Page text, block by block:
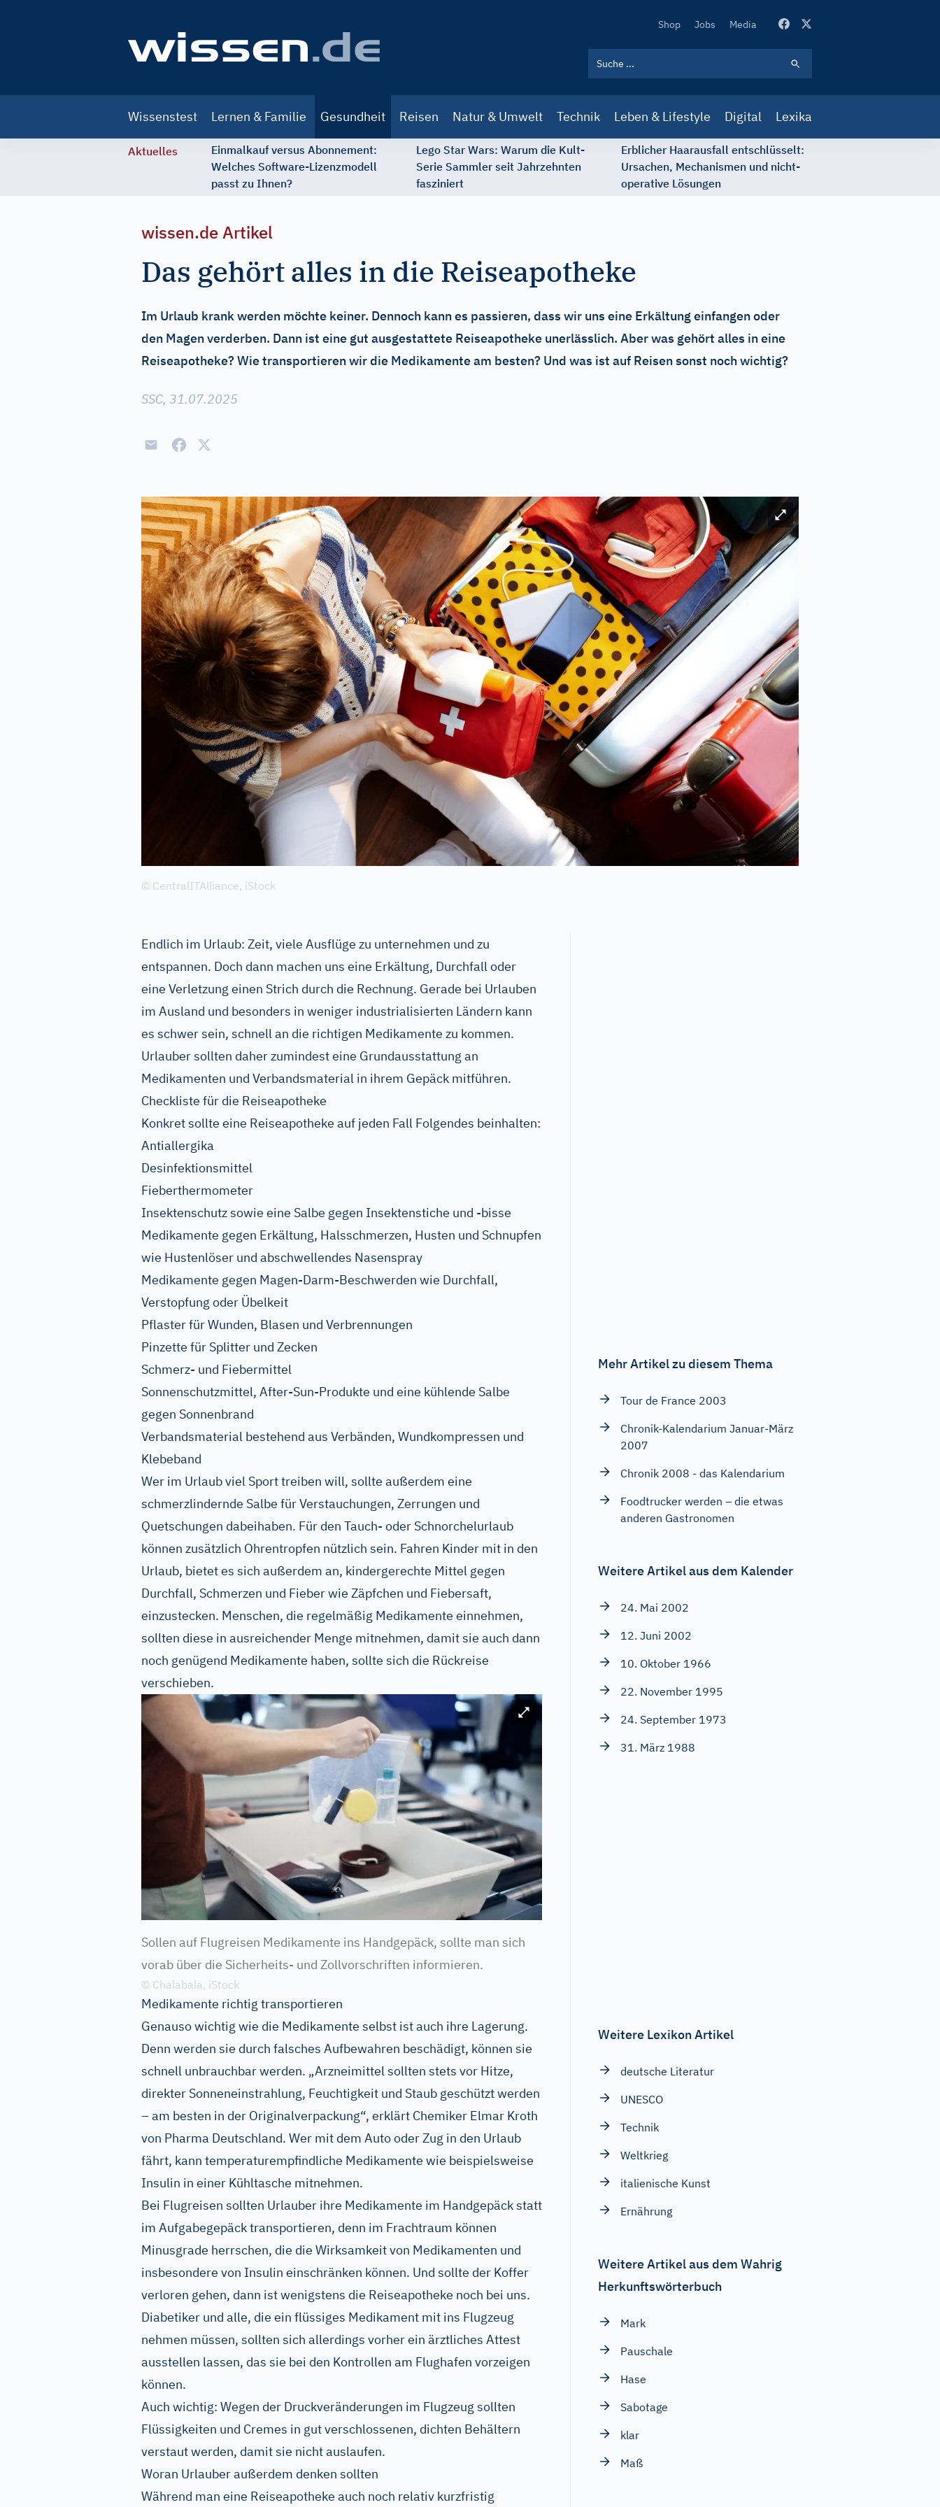
Secondary
Shop Jobs Media
navigation
Wissenstest Lernen & Familie Gesundheit Reisen Natur & Umwelt Technik Leben & Lifestyle Digital Lexika
Aktuelles
Einmalkauf versus Abonnement:
Welches Software-Lizenzmodell
passt zu Ihnen?
Lego Star Wars: Warum die Kult-
Serie Sammler seit Jahrzehnten
fasziniert
Erblicher Haarausfall entschlüsselt:
Ursachen, Mechanismen und nicht-
operative Lösungen
wissen.de Artikel
Das gehört alles in die Reiseapotheke
Im Urlaub krank werden möchte keiner. Dennoch kann es passieren, dass wir uns eine Erkältung einfangen oder
den Magen verderben. Dann ist eine gut ausgestattete Reiseapotheke unerlässlich. Aber was gehört alles in eine
Reiseapotheke? Wie transportieren wir die Medikamente am besten? Und was ist auf Reisen sonst noch wichtig?
SSC, 31.07.2025
Bild vergrößern
© CentralITAlliance, iStock
Endlich im Urlaub: Zeit, viele Ausflüge zu unternehmen und zu
entspannen. Doch dann machen uns eine Erkältung, Durchfall oder
eine Verletzung einen Strich durch die Rechnung. Gerade bei Urlauben
im Ausland und besonders in weniger industrialisierten Ländern kann
es schwer sein, schnell an die richtigen Medikamente zu kommen.
Urlauber sollten daher zumindest eine Grundausstattung an
Medikamenten und Verbandsmaterial in ihrem Gepäck mitführen.
Checkliste für die Reiseapotheke
Konkret sollte eine Reiseapotheke auf jeden Fall Folgendes beinhalten:
Antiallergika
Desinfektionsmittel
Fieberthermometer
Insektenschutz sowie eine Salbe gegen Insektenstiche und -bisse
Medikamente gegen Erkältung, Halsschmerzen, Husten und Schnupfen
wie Hustenlöser und abschwellendes Nasenspray
Medikamente gegen Magen-Darm-Beschwerden wie Durchfall,
Verstopfung oder Übelkeit
Pflaster für Wunden, Blasen und Verbrennungen
Pinzette für Splitter und Zecken
Schmerz- und Fiebermittel
Sonnenschutzmittel, After-Sun-Produkte und eine kühlende Salbe
gegen Sonnenbrand
Verbandsmaterial bestehend aus Verbänden, Wundkompressen und
Klebeband
Wer im Urlaub viel Sport treiben will, sollte außerdem eine
schmerzlindernde Salbe für Verstauchungen, Zerrungen und
Quetschungen dabeihaben. Für den Tauch- oder Schnorchelurlaub
können zusätzlich Ohrentropfen nützlich sein. Fahren Kinder mit in den
Urlaub, bietet es sich außerdem an, kindergerechte Mittel gegen
Durchfall, Schmerzen und Fieber wie Zäpfchen und Fiebersaft,
einzustecken. Menschen, die regelmäßig Medikamente einnehmen,
sollten diese in ausreichender Menge mitnehmen, damit sie auch dann
noch genügend Medikamente haben, sollte sich die Rückreise
verschieben.
Bild vergrößern
Sollen auf Flugreisen Medikamente ins Handgepäck, sollte man sich
vorab über die Sicherheits- und Zollvorschriften informieren.
© Chalabala, iStock
Medikamente richtig transportieren
Genauso wichtig wie die Medikamente selbst ist auch ihre Lagerung.
Denn werden sie durch falsches Aufbewahren beschädigt, können sie
schnell unbrauchbar werden. „Arzneimittel sollten stets vor Hitze,
direkter Sonneneinstrahlung, Feuchtigkeit und Staub geschützt werden
– am besten in der Originalverpackung“, erklärt Chemiker Elmar Kroth
von Pharma Deutschland. Wer mit dem Auto oder Zug in den Urlaub
fährt, kann temperaturempfindliche Medikamente wie beispielsweise
Insulin in einer Kühltasche mitnehmen.
Bei Flugreisen sollten Urlauber ihre Medikamente im Handgepäck statt
im Aufgabegepäck transportieren, denn im Frachtraum können
Minusgrade herrschen, die die Wirksamkeit von Medikamenten und
insbesondere von Insulin einschränken können. Und sollte der Koffer
verloren gehen, dann ist wenigstens die Reiseapotheke noch bei uns.
Diabetiker und alle, die ein flüssiges Medikament mit ins Flugzeug
nehmen müssen, sollten sich allerdings vorher ein ärztliches Attest
ausstellen lassen, das sie bei den Kontrollen am Flughafen vorzeigen
können.
Auch wichtig: Wegen der Druckveränderungen im Flugzeug sollten
Flüssigkeiten und Cremes in gut verschlossenen, dichten Behältern
verstaut werden, damit sie nicht auslaufen.
Woran Urlauber außerdem denken sollten
Während man eine Reiseapotheke auch noch relativ kurzfristig
Mehr Artikel zu diesem Thema
Tour de France 2003
Chronik-Kalendarium Januar-März
2007
Chronik 2008 - das Kalendarium
Foodtrucker werden – die etwas
anderen Gastronomen
Weitere Artikel aus dem Kalender
24. Mai 2002
12. Juni 2002
10. Oktober 1966
22. November 1995
24. September 1973
31. März 1988
Weitere Lexikon Artikel
deutsche Literatur
UNESCO
Technik
Weltkrieg
italienische Kunst
Ernährung
Weitere Artikel aus dem Wahrig
Herkunftswörterbuch
Mark
Pauschale
Hase
Sabotage
klar
Maß